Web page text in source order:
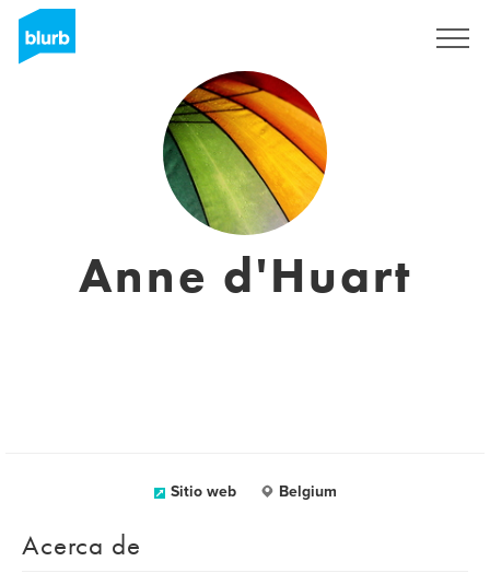
Anne d'Huart
Sitio web Belgium
Acerca de